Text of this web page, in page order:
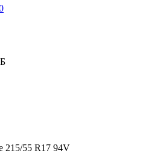
215/55 R17 94V